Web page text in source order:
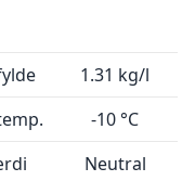
1.31 kg/l
-10 °C
Neutral